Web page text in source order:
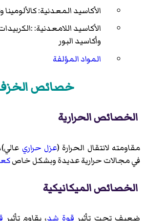
الأكاسيد المعدنية: كالألومينا
الأكاسيد اللامعدنية:
وأكاسيد البور
المواد المؤلفة
خصائص
الخصائص الحرارية
مقاومته لانتقال الحرارة (عزل حراري
في مجالات حرارية عديدة وبشكل خاص
الخصائص الميكانيكية
ضعيف تحت تأثير قوة شد، يقاوم تأثير